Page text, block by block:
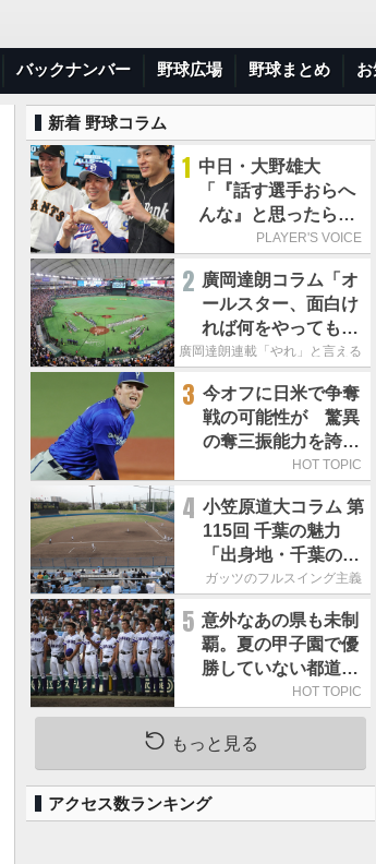
バックナンバー 野球広場 野球まとめ お
新着 野球コラム
1 中日・大野雄大
「『話す選手おらへ
んな』と思ったら坂
本勇人が来た！」／
PLAYER'S VOICE
2 廣岡達朗コラム「オ
ールスター、面白け
れば何をやってもい
いという発想は大間
廣岡達朗連載「やれ」と言える信
3 今オフに日米で争奪
戦の可能性が 驚異
の奪三振能力を誇る
「最速160キロ右
HOT TOPIC
4 小笠原道大コラム 第
115回 千葉の魅力
「出身地・千葉の話
の続き。昔から野球
す」
ガッツのフルスイング主義
5 意外なあの県も未制
覇。夏の甲子園で優
勝していない都道府
HOT TOPIC
もっと見る
アクセス数ランキング